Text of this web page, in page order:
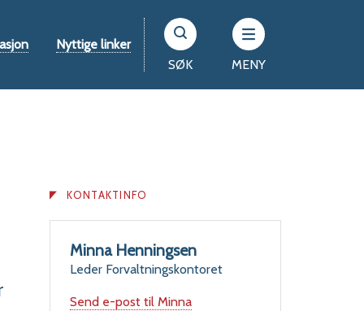
Nyttige linker
SØK
MENY
KONTAKTINFO
Minna Henningsen
Leder Forvaltningskontoret
Send e-post til Minna